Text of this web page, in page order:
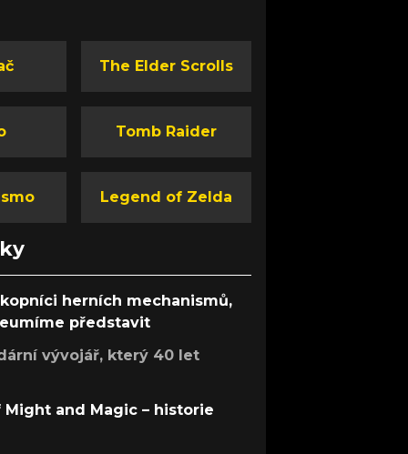
The Elder Scrolls
Tomb Raider
Legend of Zelda
herních mechanismů,
představit
vývojář, který 40 let
Might and Magic – historie